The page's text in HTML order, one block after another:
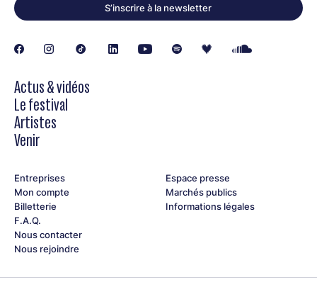
S’inscrire à la newsletter
Actus & vidéos
Le festival
Artistes
Venir
Entreprises
Mon compte
Billetterie
F.A.Q.
Nous contacter
Nous rejoindre
Espace presse
Marchés publics
Informations légales